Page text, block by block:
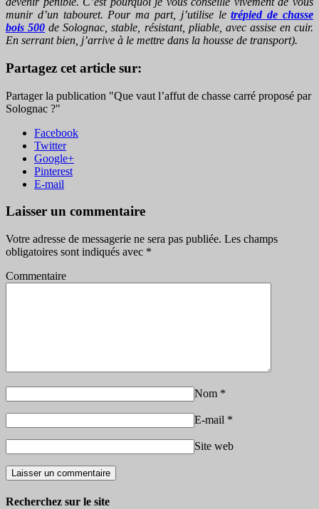
munir d’un tabouret. Pour ma part, j’utilise letrépied de chasse
bois 500 de Solognac, stable, résistant, pliable, avec assise en cuir.
En serrant bien, j’arrive à le mettre dans la housse de transport).
Partagez cet article sur:
Partager la publication "Que vaut l’affut de chasse carré proposé par
Solognac ?"
Facebook
Twitter
Google+
Pinterest
E-mail
Laisser un commentaire
Votre adresse de messagerie ne sera pas publiée. Les champs
obligatoires sont indiqués avec *
Commentaire
Nom *
E-mail *
Site web
Recherchez sur le site